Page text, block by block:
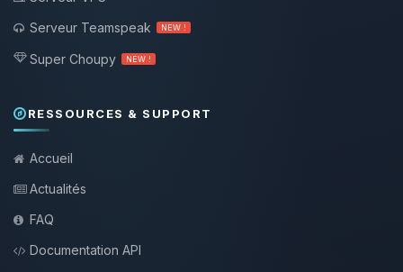
Serveur Teamspeak
NEW !
Super Choupy NEW !
RESSOURCES & SUPPORT
Accueil
Actualités
FAQ
Documentation API